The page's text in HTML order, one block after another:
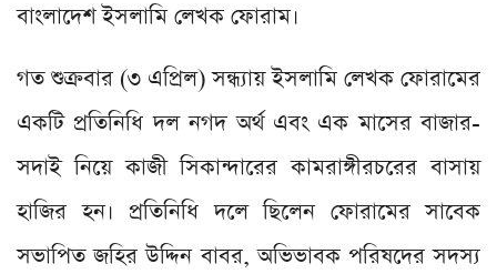
বাংলাদেশ ইসলামি লেখক ফোরাম।
গত শুক্রবার (৩ এপ্রিল) সন্ধ্যায় ইসলামি লেখক ফোরামের
একটি প্রতিনিধি দল নগদ অর্থ এবং এক মাসের বাজার-
সদাই নিয়ে কাজী সিকান্দারের কামরাঙ্গীরচরের বাসায়
হাজির হন। প্রতিনিধি দলে ছিলেন ফোরামের সাবেক
সভাপিত জহির উদ্দিন বাবর, অভিভাবক পরিষদের সদস্য